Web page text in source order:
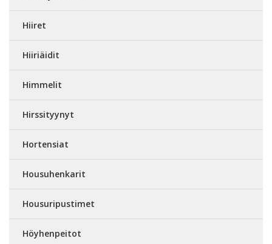
Hiiret
Hiiriäidit
Himmelit
Hirssityynyt
Hortensiat
Housuhenkarit
Housuripustimet
Höyhenpeitot